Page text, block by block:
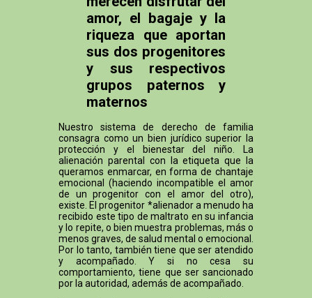
amor, el bagaje y la
riqueza que aportan
sus dos progenitores
y sus respectivos
grupos paternos y
maternos
Nuestro sistema de derecho de familia
consagra como un bien jurídico superior la
protección y el bienestar del niño. La
alienación parental con la etiqueta que la
queramos enmarcar, en forma de chantaje
emocional (haciendo incompatible el amor
de un progenitor con el amor del otro),
existe. El progenitor *alienador a menudo ha
recibido este tipo de maltrato en su infancia
y lo repite, o bien muestra problemas, más o
menos graves, de salud mental o emocional.
Por lo tanto, también tiene que ser atendido
y acompañado. Y si no cesa su
comportamiento, tiene que ser sancionado
por la autoridad, además de acompañado.